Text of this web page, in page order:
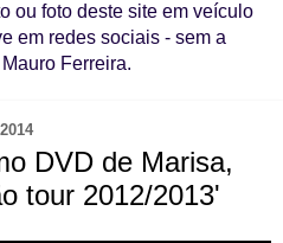
ou foto deste site em veículo
em redes sociais - sem a
Ferreira.
DVD de Marisa,
tour 2012/2013'